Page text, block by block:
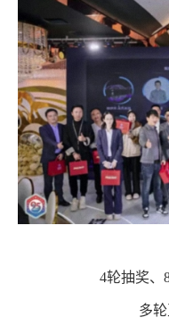
4轮抽奖、
多